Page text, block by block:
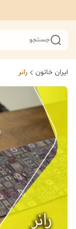
جستجو
ایران خاتون رانر